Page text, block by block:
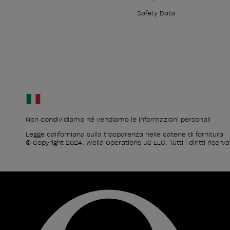
Safety Data
Non condividiamo né vendiamo le informazioni personali
Legge californiana sulla trasparenza nelle catene di fornitura
© Copyright 2024, Wella Operations US LLC, Tutti i diritti